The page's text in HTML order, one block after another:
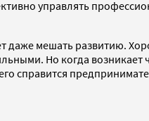
управлять
даже мешать развитию.
Но когда
справится